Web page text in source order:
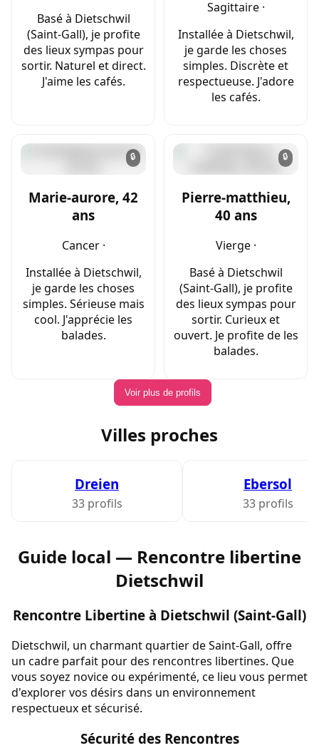
Basé à Dietschwil
(Saint-Gall), je profite
des lieux sympas pour
sortir. Naturel et direct.
J'aime les cafés.
Sagittaire ·
Installée à Dietschwil,
je garde les choses
simples. Discrète et
respectueuse. J'adore
les cafés.
🔒
Marie-aurore, 42
ans
Cancer ·
Installée à Dietschwil,
je garde les choses
simples. Sérieuse mais
cool. J'apprécie les
balades.
🔒
Pierre-matthieu,
40 ans
Vierge ·
Basé à Dietschwil
(Saint-Gall), je profite
des lieux sympas pour
sortir. Curieux et
ouvert. Je profite de les
balades.
Voir plus de profils
Villes proches
Dreien
33 profils
Ebersol
33 profils
Guide local — Rencontre libertine
Dietschwil
Rencontre Libertine à Dietschwil (Saint-Gall)
Dietschwil, un charmant quartier de Saint-Gall, offre
un cadre parfait pour des rencontres libertines. Que
vous soyez novice ou expérimenté, ce lieu vous permet
d'explorer vos désirs dans un environnement
respectueux et sécurisé.
Sécurité des Rencontres